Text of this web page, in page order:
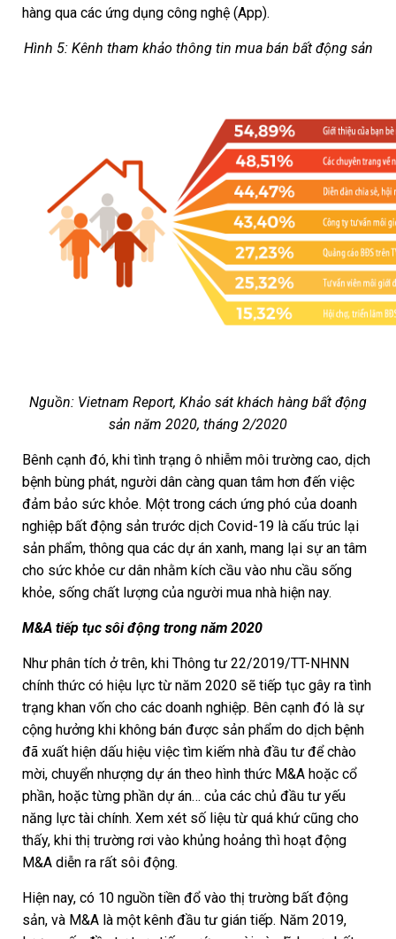
hàng qua các ứng dụng công nghệ (App).
Hình 5: Kênh tham khảo thông tin mua bán bất động sản
Nguồn: Vietnam Report, Khảo sát khách hàng bất động
sản năm 2020, tháng 2/2020
Bênh cạnh đó, khi tình trạng ô nhiễm môi trường cao, dịch
bệnh bùng phát, người dân càng quan tâm hơn đến việc
đảm bảo sức khỏe. Một trong cách ứng phó của doanh
nghiệp bất động sản trước dịch Covid-19 là cấu trúc lại
sản phẩm, thông qua các dự án xanh, mang lại sự an tâm
cho sức khỏe cư dân nhằm kích cầu vào nhu cầu sống
khỏe, sống chất lượng của người mua nhà hiện nay.
M&A tiếp tục sôi động trong năm 2020
Như phân tích ở trên, khi Thông tư 22/2019/TT-NHNN
chính thức có hiệu lực từ năm 2020 sẽ tiếp tục gây ra tình
trạng khan vốn cho các doanh nghiệp. Bên cạnh đó là sự
cộng hưởng khi không bán được sản phẩm do dịch bệnh
đã xuất hiện dấu hiệu việc tìm kiếm nhà đầu tư để chào
mời, chuyển nhượng dự án theo hình thức M&A hoặc cổ
phần, hoặc từng phần dự án… của các chủ đầu tư yếu
năng lực tài chính. Xem xét số liệu từ quá khứ cũng cho
thấy, khi thị trường rơi vào khủng hoảng thì hoạt động
M&A diễn ra rất sôi động.
Hiện nay, có 10 nguồn tiền đổ vào thị trường bất động
sản, và M&A là một kênh đầu tư gián tiếp. Năm 2019,